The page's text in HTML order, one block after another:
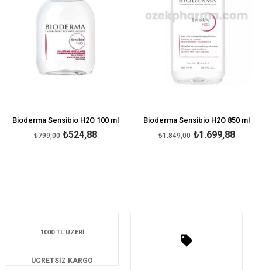
Bioderma Sensibio H2O 100 ml
₺524,88
₺799,00
Bioderma Sensibio H2O 850 ml
₺1.699,88
₺1.849,00
1000 TL ÜZERİ
ÜCRETSİZ KARGO